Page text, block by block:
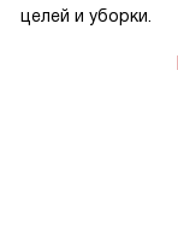
целей и уборки.